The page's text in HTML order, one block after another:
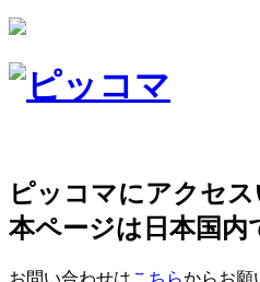
ピッコマにアクセ
本ページは日本国内
お問い合わせはこちらからお願